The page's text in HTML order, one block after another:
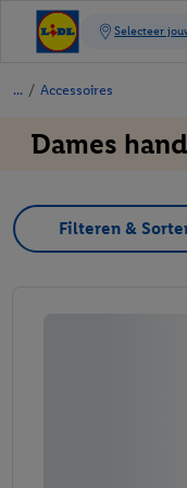
/ Accessoires
Dames
Filteren &